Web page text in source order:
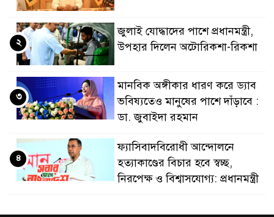
থানা পুলিশ
নেতৃত্ব ও গণতন্ত্রের
জুলাই যোদ্ধাদের পাশে প্রধানমন্ত্রী,
উপহার দিলেন অটোরিকশা-রিকশা
২
মানবিক অঙ্গীকার ধারণ করে ড্যাব
ভবিষ্যতেও মানুষের পাশে দাঁড়াবে :
ডা. জুবাইদা রহমান
৩
ফ্যাসিবাদবিরোধী আন্দোলনে
হত্যাকাণ্ডের বিচার হবে স্বচ্ছ,
নিরপেক্ষ ও বিশ্বাসযোগ্য: প্রধানমন্ত্রী
৪